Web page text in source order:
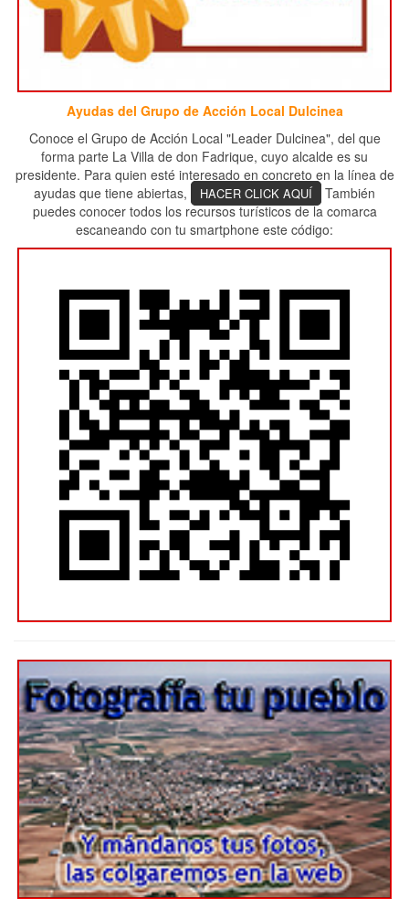
Ayudas del Grupo de Acción Local Dulcinea
Conoce el Grupo de Acción Local "Leader Dulcinea", del que
forma parte La Villa de don Fadrique, cuyo alcalde es su
presidente. Para quien esté interesado en concreto en la línea de
ayudas que tiene abiertas,
HACER CLICK AQUÍ
También
puedes conocer todos los recursos turísticos de la comarca
escaneando con tu smartphone este código: